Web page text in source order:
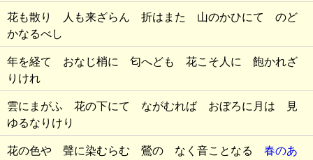
花も散り 人も来ざらん 折はまた 山のかひにて のど
かなるべし
年を経て おなじ梢に 匂へども 花こそ人に 飽かれざ
りけれ
雲にまがふ 花の下にて ながむれば おぼろに月は 見
ゆるなりけり
花の色や 聲に染むらむ 鶯の なく音ことなる 春のあ